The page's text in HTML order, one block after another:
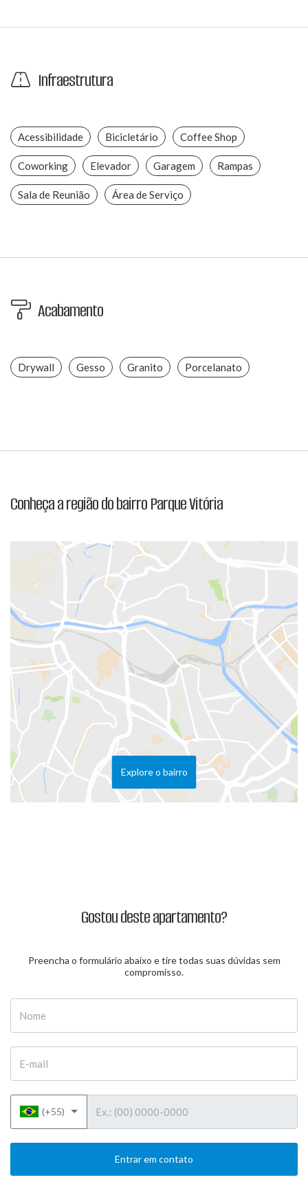
Infraestrutura
Acessibilidade Bicicletário Coffee Shop
Coworking Elevador Garagem Rampas
Sala de Reunião Área de Serviço
Acabamento
Drywall Gesso Granito Porcelanato
Conheça a região do bairro Parque Vitória
Explore o bairro
Gostou deste apartamento?
Preencha o formulário abaixo e tire todas suas dúvidas sem
compromisso.
(+55)
Entrar em contato